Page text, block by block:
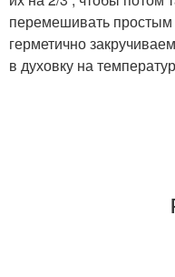
перемешивать
герметично
в духовку на